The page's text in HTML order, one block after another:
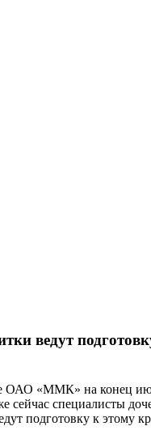
ведут
ОАО «ММК» на конец
сейчас специалисты
подготовку к этому